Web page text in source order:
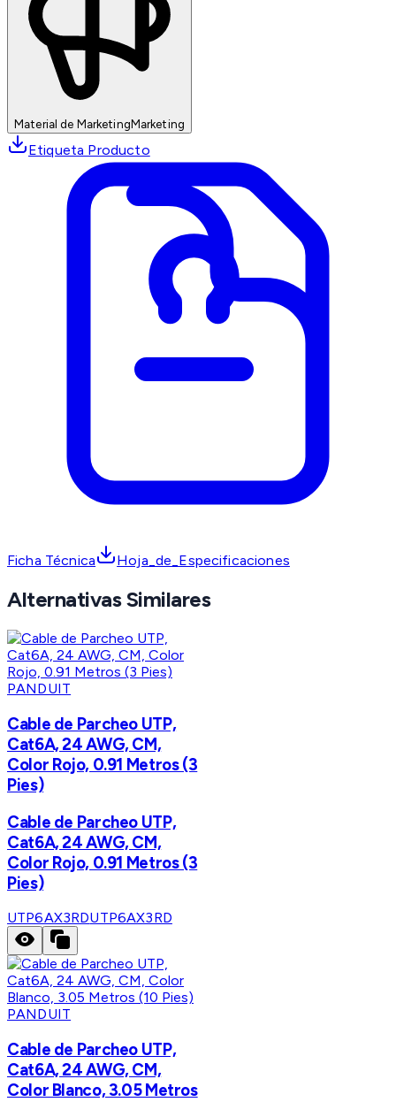
Material de MarketingMarketing
Etiqueta Producto
Ficha Técnica Hoja_de_Especificaciones
Alternativas Similares
PANDUIT
Cable de Parcheo UTP,
Cat6A, 24 AWG, CM,
Color Rojo, 0.91 Metros (3
Pies)
Cable de Parcheo UTP,
Cat6A, 24 AWG, CM,
Color Rojo, 0.91 Metros (3
Pies)
UTP6AX3RDUTP6AX3RD
PANDUIT
Cable de Parcheo UTP,
Cat6A, 24 AWG, CM,
Color Blanco, 3.05 Metros